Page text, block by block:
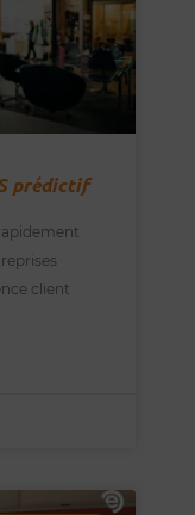
prédictif
client